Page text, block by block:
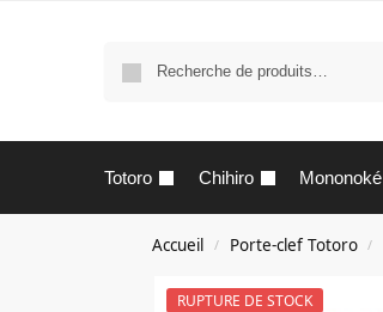
Totoro Chihiro Mononoké
Accueil / Porte-clef Totoro /
RUPTURE DE STOCK